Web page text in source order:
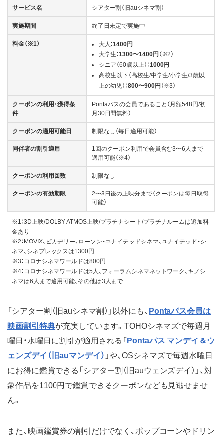
サービス名 シアター割（旧auシネマ割）
実施期間 終了日未定で実施中
料金（※1） 大人：1400円
大学生：1300〜1400円 （※2）
シニア（60歳以上）：1000円
高校生以下（高校生/中学生/小学生/3歳以
上の幼児）：800〜900円 （※3）
クーポンの利用・獲得条
件
Pontaパスの会員であること（月額548円/初
月30日間無料）
クーポンの適用可能日 制限なし（毎日適用可能）
同伴者の割引適用
1回のクーポン利用で会員含む3〜6人まで
適用可能（※4）
クーポンの利用回数 制限なし
クーポンの有効期限
2〜3日後の上映分まで（クーポンは毎日取得
可能）
※1：3D上映/DOLBY ATMOS上映/プラチナシート/プラチナルームは追加料
金あり
※2：MOVIX、ピカデリー、ローソン・ユナイテッドシネマ、ユナイテッド・シ
ネマ、シネプレックスは1300円
※3：コロナシネマワールドは800円
※4：コロナシネマワールドは5人、フォーラムシネマネットワーク、キノシ
ネマは6人まで適用可能、その他は3人まで
「シアター割（旧auシネマ割）」以外にも、 Pontaパス会員は
映画割引特典が充実しています。TOHOシネマズで毎週月
曜日・水曜日に割引が適用される「 Pontaパス マンデイ＆ウ
ェンズデイ（旧auマンデイ） 」や、OSシネマズで毎週水曜日
にお得に鑑賞できる「シアター割（旧auウェンズデイ）」、対
象作品を1100円で鑑賞できるクーポンなども見逃せませ
ん。
また、映画鑑賞券の割引だけでなく、ポップコーンやドリン